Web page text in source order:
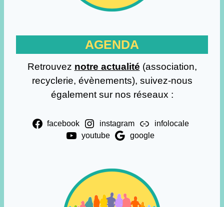
AGENDA
Retrouvez notre actualité (association,
recyclerie, évènements), suivez-nous
également sur nos réseaux :
facebook instagram
infolocale
youtube
google